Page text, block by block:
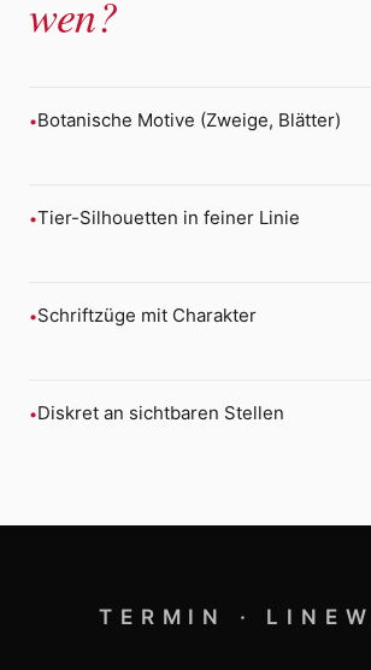
wen?
Botanische Motive (Zweige, Blätter)
Tier-Silhouetten in feiner Linie
Schriftzüge mit Charakter
Diskret an sichtbaren Stellen
TERMIN ·